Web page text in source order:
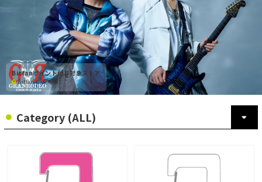
Bitfanポイント付与対象ストア
Bitfanとは？